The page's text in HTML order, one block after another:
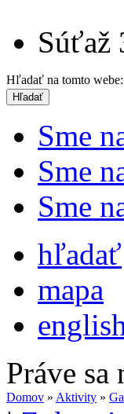
Súťaž
Hľadať na tomto webe:
Sme
Sme
Sme
hľadať
mapa
Práve sa
Domov » Aktivity »